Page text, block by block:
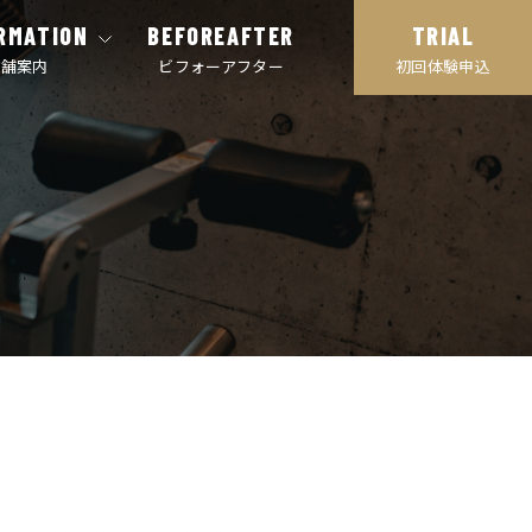
案内
BEFOREAFTER
ビフォーアフター
TRIAL
初回体験申込